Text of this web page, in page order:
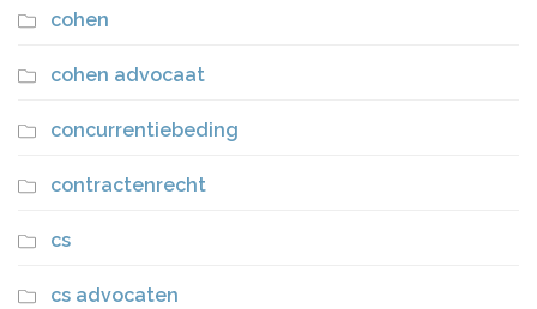
cohen
cohen advocaat
concurrentiebeding
contractenrecht
cs
cs advocaten